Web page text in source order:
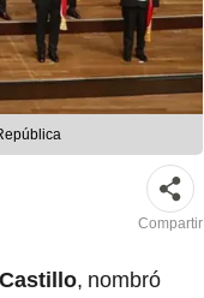
Compartir
, nombró